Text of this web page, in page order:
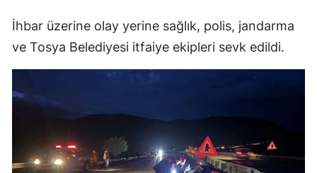
Sivas
Tekirdağ
Şanlıurfa
İhbar üzerine olay yerine sağlık, polis, jandarma
ve Tosya Belediyesi itfaiye ekipleri sevk edildi.